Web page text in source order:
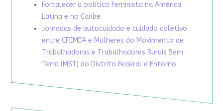
Fortalecer a política feminista na América
Latina e no Caribe
Jornadas de autocuidado e cuidado coletivo
entre CFEMEA e Mulheres do Movimento de
Trabalhadoras e Trabalhadores Rurais Sem
Terra (MST) do Distrito Federal e Entorno